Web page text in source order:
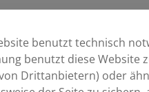
benutzt technisch
benutzt diese Website
Drittanbietern) oder